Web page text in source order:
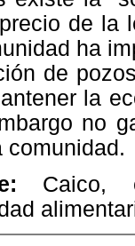
de la
ha
de
la
no
comunidad.
Caico,